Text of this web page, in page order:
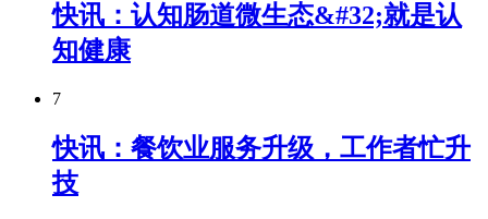
快讯：认知肠道微生态&#32;就是认
知健康
7
快讯：餐饮业服务升级，工作者忙升
技